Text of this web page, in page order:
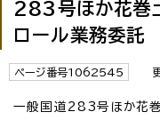
283号ほか花巻
ロール業務委託
ページ番号1062545 更
一般国道283号ほか花巻